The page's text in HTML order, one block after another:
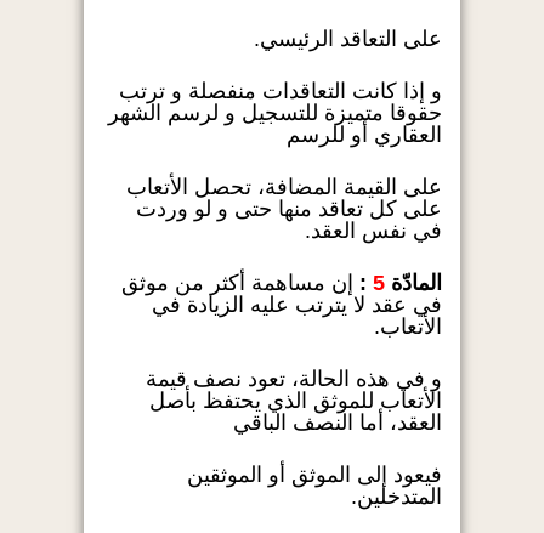
على التعاقد الرئيسي.
و إذا كانت التعاقدات منفصلة و ترتب
حقوقا متميزة للتسجيل و لرسم الشهر
العقاري أو للرسم
على القيمة المضافة، تحصل الأتعاب
على كل تعاقد منها حتى و لو وردت
في نفس العقد.
المادّة : إن مساهمة أكثر من موثق
في عقد لا يترتب عليه الزيادة في
الأتعاب.
و في هذه الحالة، تعود نصف قيمة
الأتعاب للموثق الذي يحتفظ بأصل
العقد، أما النصف الباقي
فيعود إلى الموثق أو الموثقين
المتدخلين.